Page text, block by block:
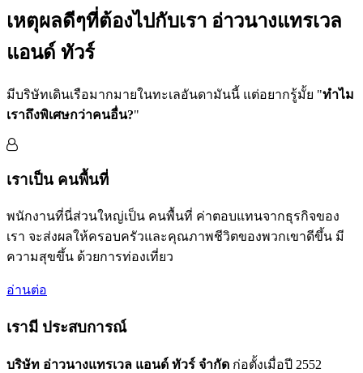
เหตุผลดีๆที่ต้องไปกับเรา อ่าวนางแทรเวล
แอนด์ ทัวร์
มีบริษัทเดินเรือมากมายในทะเลอันดามันนี้ แต่อยากรู้มั้ย "ทำไม
เราถึงพิเศษกว่าคนอื่น?"
เราเป็น คนพื้นที่
พนักงานที่นี่ส่วนใหญ่เป็น คนพื้นที่ ค่าตอบแทนจากธุรกิจของ
เรา จะส่งผลให้ครอบครัวและคุณภาพชีวิตของพวกเขาดีขึ้น มี
ความสุขขึ้น ด้วยการท่องเที่ยว
อ่านต่อ
เรามี ประสบการณ์
บริษัท อ่าวนางแทรเวล แอนด์ ทัวร์ จำกัด ก่อตั้งเมื่อปี 2552